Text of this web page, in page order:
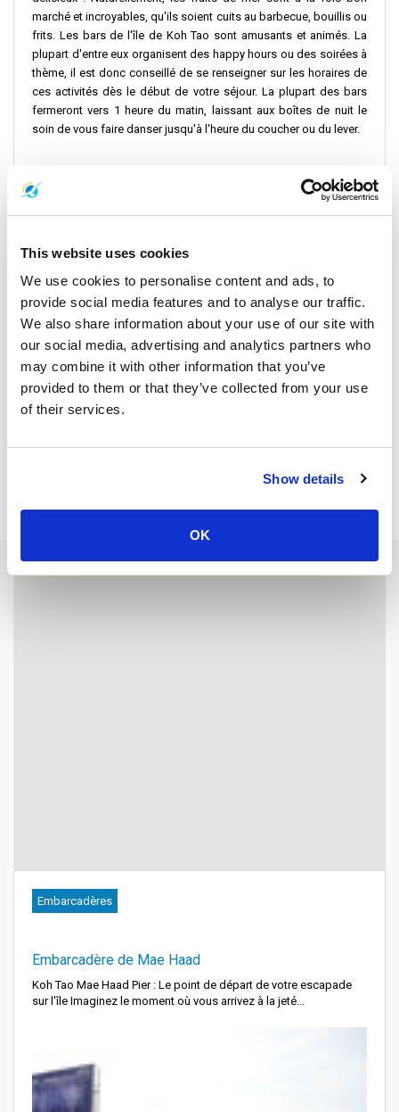
This website uses cookies
We use cookies to personalise content and ads, to
provide social media features and to analyse our traffic.
We also share information about your use of our site with
our social media, advertising and analytics partners who
may combine it with other information that you’ve
provided to them or that they’ve collected from your use
of their services.
Show details
OK
marché et incroyables, qu'ils soient cuits au barbecue, bouillis ou
frits. Les bars de l'île de Koh Tao sont amusants et animés. La
plupart d'entre eux organisent des happy hours ou des soirées à
thème, il est donc conseillé de se renseigner sur les horaires de
ces activités dès le début de votre séjour. La plupart des bars
fermeront vers 1 heure du matin, laissant aux boîtes de nuit le
soin de vous faire danser jusqu'à l'heure du coucher ou du lever.
Offres promotionnelles
Embarcadères
Embarcadère de Mae Haad
Koh Tao Mae Haad Pier : Le point de départ de votre escapade
sur l'île Imaginez le moment où vous arrivez à la jeté...